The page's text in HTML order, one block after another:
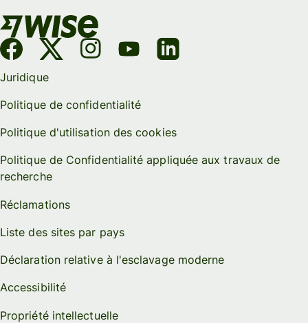
Juridique
Politique de confidentialité
Politique d'utilisation des cookies
Politique de Confidentialité appliquée aux travaux de
recherche
Réclamations
Liste des sites par pays
Déclaration relative à l'esclavage moderne
Accessibilité
Propriété intellectuelle